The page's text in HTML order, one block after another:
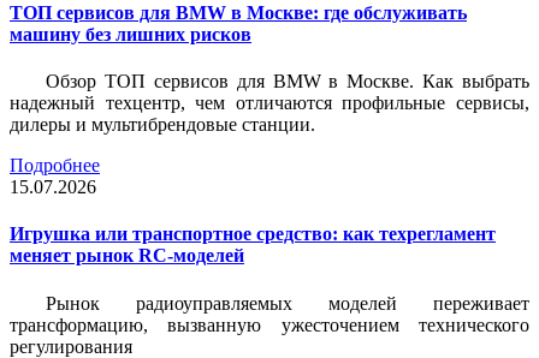
ТОП сервисов для BMW в Москве: где обслуживать
машину без лишних рисков
Обзор ТОП сервисов для BMW в Москве. Как выбрать
надежный техцентр, чем отличаются профильные сервисы,
дилеры и мультибрендовые станции.
Подробнее
15.07.2026
Игрушка или транспортное средство: как техрегламент
меняет рынок RC-моделей
Рынок радиоуправляемых моделей переживает
трансформацию, вызванную ужесточением технического
регулирования